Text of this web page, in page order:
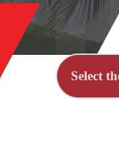
Select